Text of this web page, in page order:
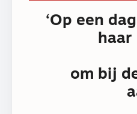
‘Op een
haar
om bij